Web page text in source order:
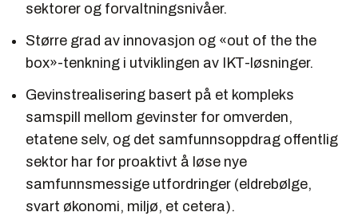
sektorer og forvaltningsnivåer.
Større grad av innovasjon og «out of the the
box»-tenkning i utviklingen av IKT-løsninger.
Gevinstrealisering basert på et kompleks
samspill mellom gevinster for omverden,
etatene selv, og det samfunnsoppdrag offentlig
sektor har for proaktivt å løse nye
samfunnsmessige utfordringer (eldrebølge,
svart økonomi, miljø, et cetera).